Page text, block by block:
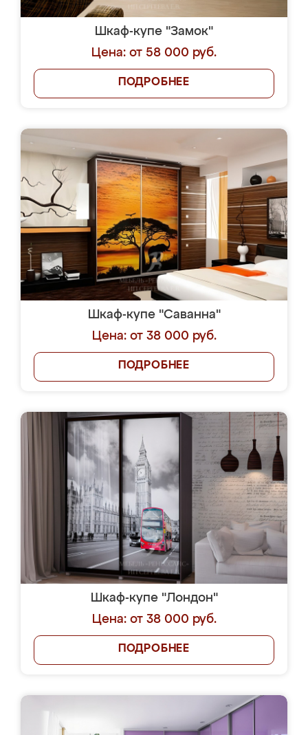
Шкаф-купе "Замок"
Цена: от 58 000 руб.
ПОДРОБНЕЕ
Шкаф-купе "Саванна"
Цена: от 38 000 руб.
ПОДРОБНЕЕ
Шкаф-купе "Лондон"
Цена: от 38 000 руб.
ПОДРОБНЕЕ